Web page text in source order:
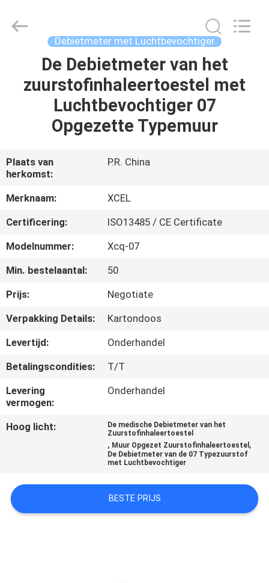
PRODUCTEN
ONGEVEER
ONS
FABRIEKSREIS
KWALITEITSCONTROLE
CONTACTEER
ONS
VERZOEK
EEN
CITAAT
SITEMAP
POLICY
Ltd..
Debietmeter met Luchtbevochtiger
De Debietmeter van het
zuurstofinhaleertoestel met
Luchtbevochtiger 07
Opgezette Typemuur
Plaats van
herkomst:
P.R. China
Merknaam:
XCEL
Certificering:
ISO13485 / CE Certificate
Modelnummer:
Xcq-07
Min. bestelaantal:
50
Prijs:
Negotiate
Verpakking Details:
Kartondoos
Levertijd:
Onderhandel
Betalingscondities:
T/T
Levering
vermogen:
Onderhandel
Hoog licht:
De medische Debietmeter van het
Zuurstofinhaleertoestel
, Muur Opgezet Zuurstofinhaleertoestel ,
De Debietmeter van de 07 Typezuurstof
met Luchtbevochtiger
BESTE PRIJS